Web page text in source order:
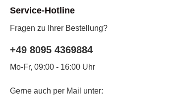
Service-Hotline
Fragen zu Ihrer Bestellung?
+49 8095 4369884
Mo-Fr, 09:00 - 16:00 Uhr
Gerne auch per Mail unter: